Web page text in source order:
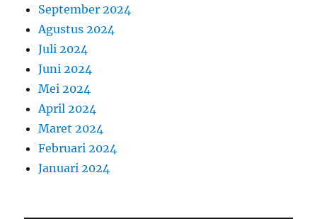
September 2024
Agustus 2024
Juli 2024
Juni 2024
Mei 2024
April 2024
Maret 2024
Februari 2024
Januari 2024